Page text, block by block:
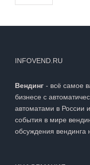
бизнесе с
автоматами в России
события в мире
обсуждения вендинга